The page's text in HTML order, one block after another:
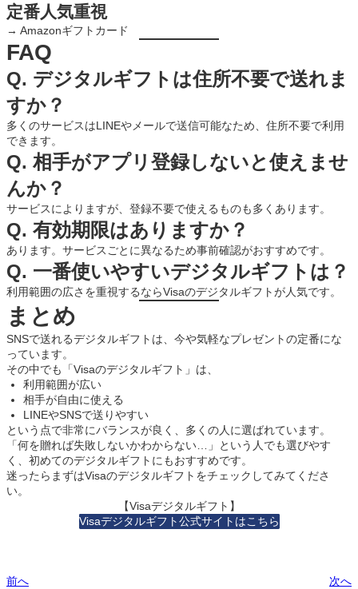
定番人気重視
→ Amazonギフトカード
FAQ
Q. デジタルギフトは住所不要で送れま
すか？
多くのサービスはLINEやメールで送信可能なため、住所不要で利用
できます。
Q. 相手がアプリ登録しないと使えませ
んか？
サービスによりますが、登録不要で使えるものも多くあります。
Q. 有効期限はありますか？
あります。サービスごとに異なるため事前確認がおすすめです。
Q. 一番使いやすいデジタルギフトは？
利用範囲の広さを重視するならVisaのデジタルギフトが人気です。
まとめ
SNSで送れるデジタルギフトは、今や気軽なプレゼントの定番にな
っています。
その中でも「Visaのデジタルギフト」は、
利用範囲が広い
相手が自由に使える
LINEやSNSで送りやすい
という点で非常にバランスが良く、多くの人に選ばれています。
「何を贈れば失敗しないかわからない…」という人でも選びやす
く、初めてのデジタルギフトにもおすすめです。
迷ったらまずはVisaのデジタルギフトをチェックしてみてくださ
い。
【Visaデジタルギフト】
Visaデジタルギフト公式サイトはこちら
前へ 次へ